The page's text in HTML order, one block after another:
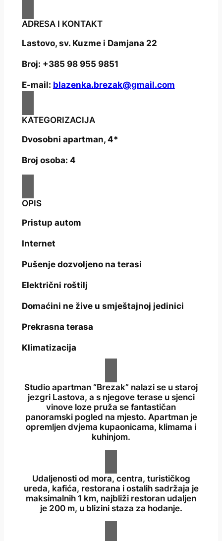
ADRESA I KONTAKT
Lastovo, sv. Kuzme i Damjana 22
Broj: +385 98 955 9851
E-mail: blazenka.brezak@gmail.com
KATEGORIZACIJA
Dvosobni apartman, 4*
Broj osoba: 4
OPIS
Pristup autom
Internet
Pušenje dozvoljeno na terasi
Električni roštilj
Domaćini ne žive u smještajnoj jedinici
Prekrasna terasa
Klimatizacija
Studio apartman “Brezak” nalazi se u staroj
jezgri Lastova, a s njegove terase u sjenci
vinove loze pruža se fantastičan
panoramski pogled na mjesto. Apartman je
opremljen dvjema kupaonicama, klimama i
kuhinjom.
Udaljenosti od mora, centra, turističkog
ureda, kafića, restorana i ostalih sadržaja je
maksimalnih 1 km, najbliži restoran udaljen
je 200 m, u blizini staza za hodanje.